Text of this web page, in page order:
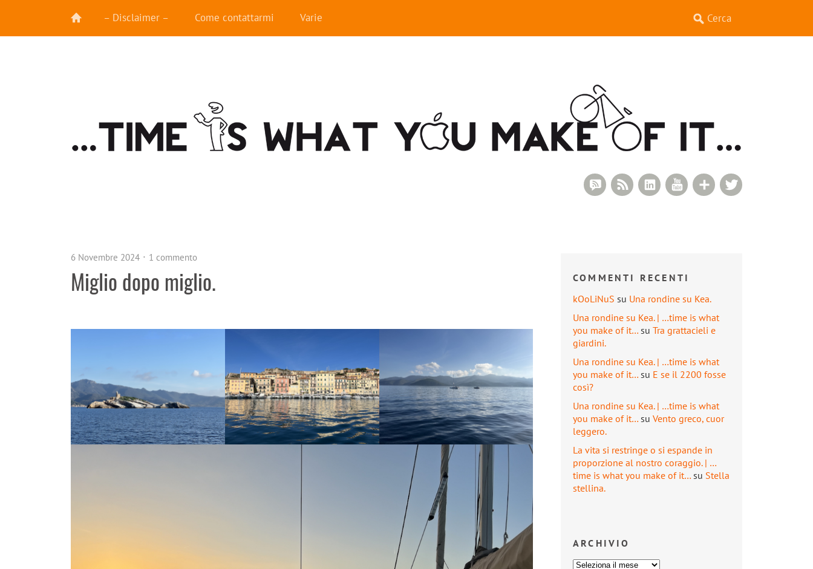
– Disclaimer – Come contattarmi Varie
Google+
YouTube
LinkedIn
RSS Feed
RSS Comments
6 Novembre 2024 1 commento
Miglio dopo miglio.
COMMENTI RECENTI
kOoLiNuS su Una rondine su Kea.
Una rondine su Kea. | …time is what
you make of it… su Tra grattacieli e
giardini.
Una rondine su Kea. | …time is what
you make of it… su E se il 2200 fosse
così?
Una rondine su Kea. | …time is what
you make of it… su Vento greco, cuor
leggero.
La vita si restringe o si espande in
proporzione al nostro coraggio. | …
time is what you make of it… su Stella
stellina.
ARCHIVIO